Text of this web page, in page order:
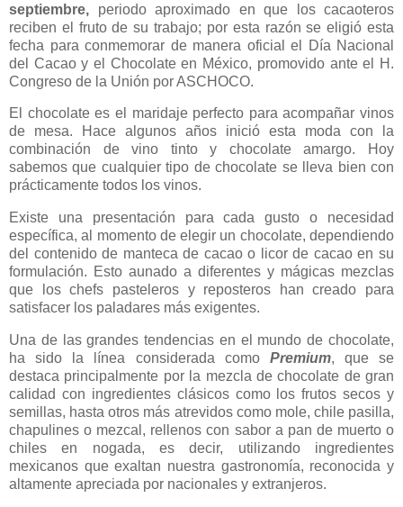
septiembre, periodo aproximado en que los cacaoteros
reciben el fruto de su trabajo; por esta razón se eligió esta
fecha para conmemorar de manera oficial el Día Nacional
del Cacao y el Chocolate en México, promovido ante el H.
Congreso de la Unión por ASCHOCO.
El chocolate es el maridaje perfecto para acompañar vinos
de mesa. Hace algunos años inició esta moda con la
combinación de vino tinto y chocolate amargo. Hoy
sabemos que cualquier tipo de chocolate se lleva bien con
prácticamente todos los vinos.
Existe una presentación para cada gusto o necesidad
específica, al momento de elegir un chocolate, dependiendo
del contenido de manteca de cacao o licor de cacao en su
formulación. Esto aunado a diferentes y mágicas mezclas
que los chefs pasteleros y reposteros han creado para
satisfacer los paladares más exigentes.
Una de las grandes tendencias en el mundo de chocolate,
ha sido la línea considerada como Premium, que se
destaca principalmente por la mezcla de chocolate de gran
calidad con ingredientes clásicos como los frutos secos y
semillas, hasta otros más atrevidos como mole, chile pasilla,
chapulines o mezcal, rellenos con sabor a pan de muerto o
chiles en nogada, es decir, utilizando ingredientes
mexicanos que exaltan nuestra gastronomía, reconocida y
altamente apreciada por nacionales y extranjeros.